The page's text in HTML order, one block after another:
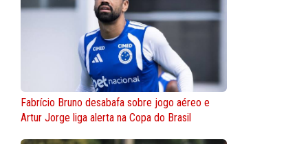
Fabrício Bruno desabafa sobre jogo aéreo e
Artur Jorge liga alerta na Copa do Brasil